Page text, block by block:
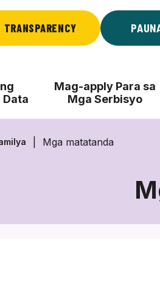
TRANSPARENCY
Data
Mag-apply Para sa
Mga Serbisyo
Mga matatanda